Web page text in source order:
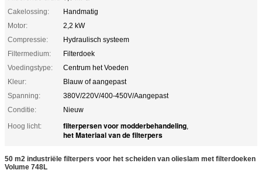
Cakelossing:
Handmatig
Motor:
2,2 kW
Compressie:
Hydraulisch systeem
Filtermedium:
Filterdoek
Voedingstype:
Centrum het Voeden
Kleur:
Blauw of aangepast
Spanning:
380V/220V/400-450V/Aangepast
Conditie:
Nieuw
Hoog licht:
filterpersen voor modderbehandeling,
het Materiaal van de filterpers
50 m2 industriële filterpers voor het scheiden van olieslam met filterdoeken
Volume 748L